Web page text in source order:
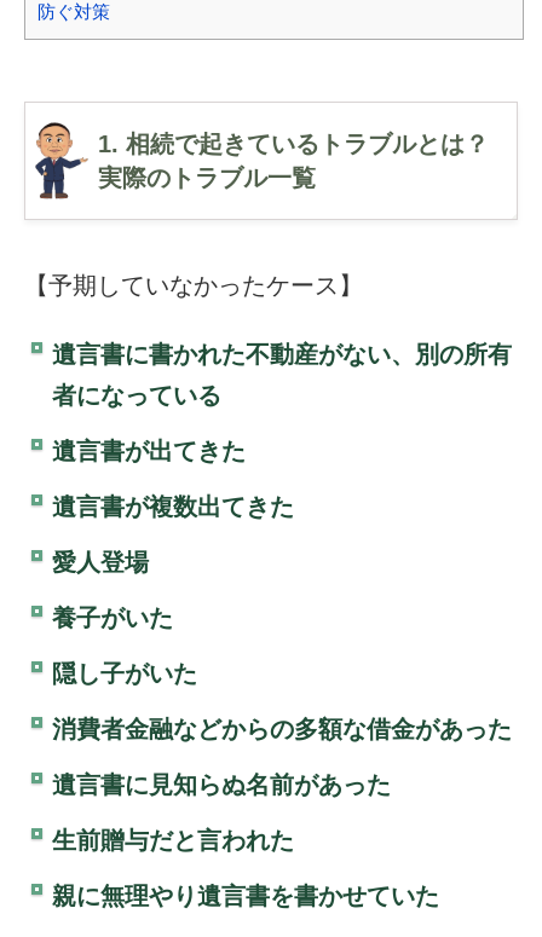
防ぐ対策
1. 相続で起きているトラブルとは？
実際のトラブル一覧
【予期していなかったケース】
遺言書に書かれた不動産がない、別の所有
者になっている
遺言書が出てきた
遺言書が複数出てきた
愛人登場
養子がいた
隠し子がいた
消費者金融などからの多額な借金があった
遺言書に見知らぬ名前があった
生前贈与だと言われた
親に無理やり遺言書を書かせていた